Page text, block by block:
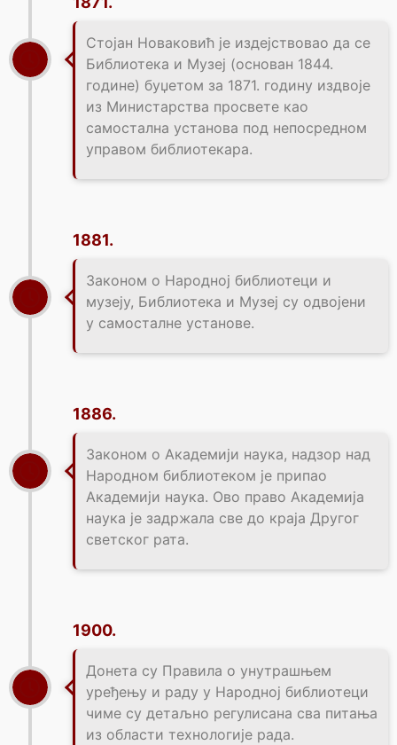
Стојан Новаковић је издејствовао да се
Библиотека и Музеј (основан 1844.
године) буџетом за 1871. годину издвоје
из Министарства просвете као
самостална установа под непосредном
управом библиотекара.
1881.
Законом о Народној библиотеци и
музеју, Библиотека и Музеј су одвојени
у самосталне установе.
1886.
Законом о Академији наука, надзор над
Народном библиотеком је припао
Академији наука. Ово право Академија
наука је задржала све до краја Другог
светског рата.
1900.
Донета су Правила о унутрашњем
уређењу и раду у Народној библиотеци
чиме су детаљно регулисана сва питања
из области технологије рада.